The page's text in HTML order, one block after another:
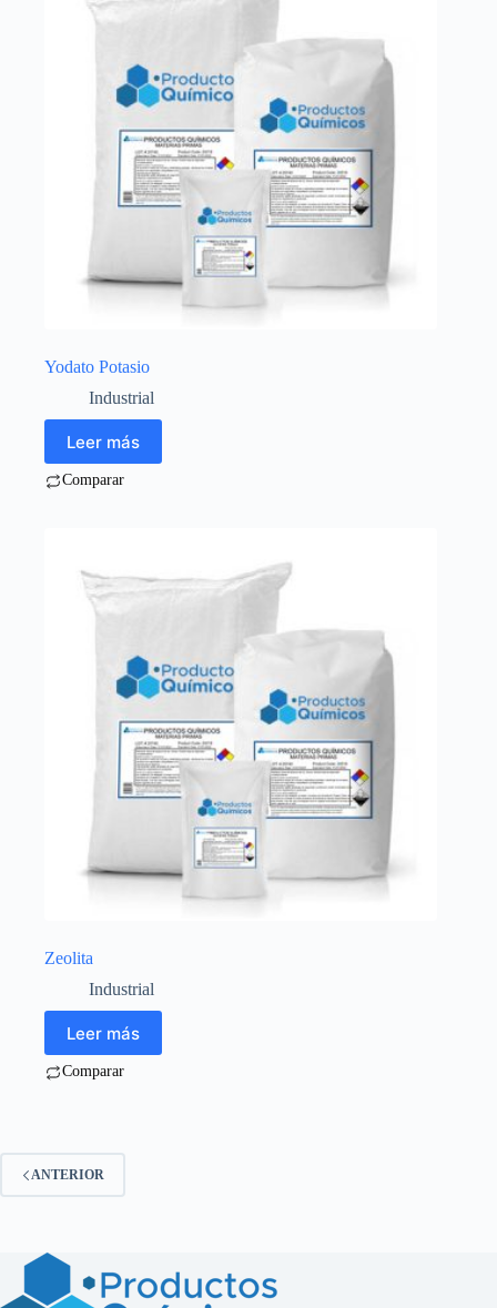
Yodato Potasio
Industrial
Leer más
Comparar
Zeolita
Industrial
Leer más
Comparar
ANTERIOR